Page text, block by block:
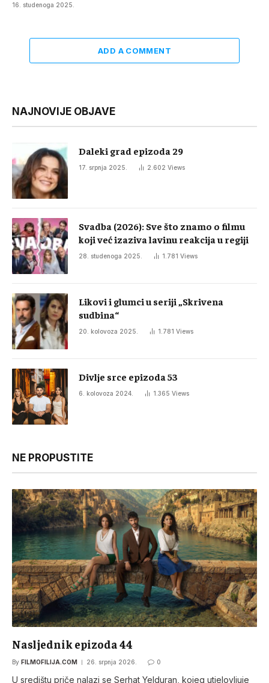
16. studenoga 2025.
ADD A COMMENT
NAJNOVIJE OBJAVE
Daleki grad epizoda 29
17. srpnja 2025. 2.602 Views
Svadba (2026): Sve što znamo o filmu
koji već izaziva lavinu reakcija u regiji
28. studenoga 2025. 1.781 Views
Likovi i glumci u seriji „Skrivena
sudbina“
20. kolovoza 2025. 1.781 Views
Divlje srce epizoda 53
6. kolovoza 2024. 1.365 Views
NE PROPUSTITE
Nasljednik epizoda 44
By FILMOFILIJA.COM 26. srpnja 2026. 0
U središtu priče nalazi se Serhat Yelduran, kojeg utjelovljuje